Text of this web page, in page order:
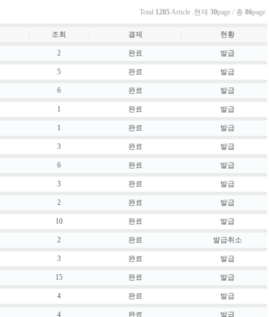
Total 1285Article .현재 30page / 총 86page
조회 결제 현황
2 완료 발급
5 완료 발급
6 완료 발급
1 완료 발급
1 완료 발급
3 완료 발급
6 완료 발급
3 완료 발급
2 완료 발급
10 완료 발급
2 완료 발급취소
3 완료 발급
15 완료 발급
4 완료 발급
4 완료 발급